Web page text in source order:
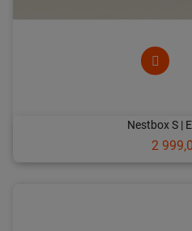
Nestbox S |
Prix
2